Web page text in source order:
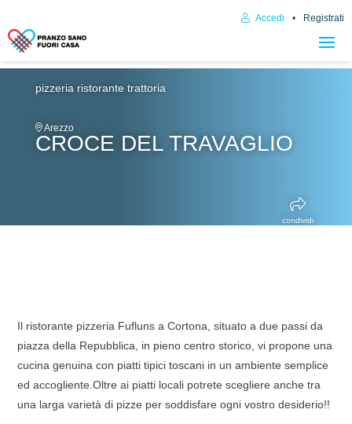
Accedi Registrati
pizzeria ristorante trattoria
Arezzo
CROCE DEL TRAVAGLIO
condividi
Il ristorante pizzeria Fufluns a Cortona, situato a due passi da
piazza della Repubblica, in pieno centro storico, vi propone una
cucina genuina con piatti tipici toscani in un ambiente semplice
ed accogliente.Oltre ai piatti locali potrete scegliere anche tra
una larga varietà di pizze per soddisfare ogni vostro desiderio!!